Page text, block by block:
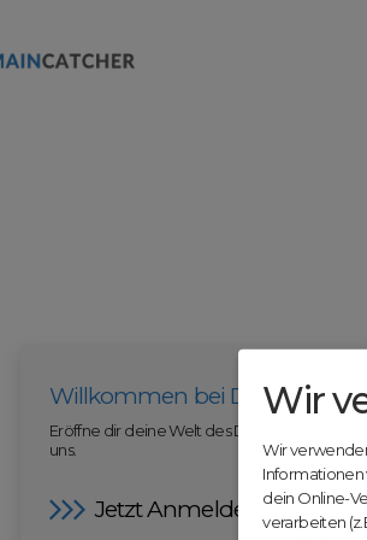
Willkommen bei
Eröffne dir deine Welt des Domainhandels
uns.
Jetzt Anmelden
Wir
Wir
Informationen
dein Online-
verarbeiten